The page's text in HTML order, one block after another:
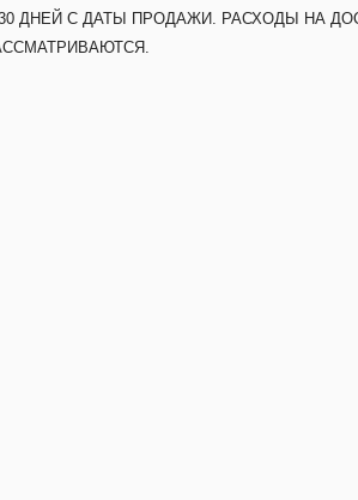
ДНЕЙ С ДАТЫ ПРОДАЖИ. РАСХОДЫ НА